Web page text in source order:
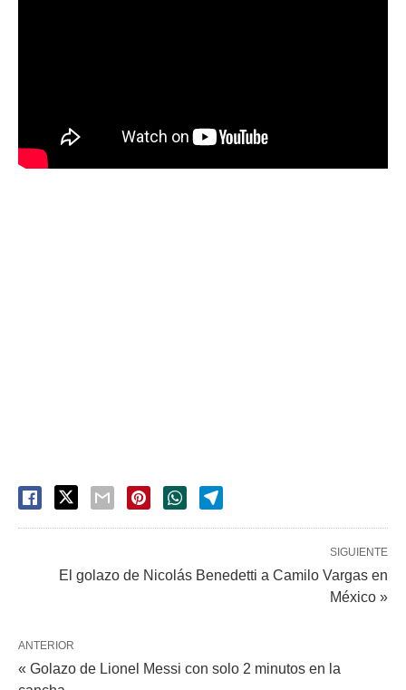
SIGUIENTE
El golazo de Nicolás Benedetti a Camilo Vargas en
México »
ANTERIOR
« Golazo de Lionel Messi con solo 2 minutos en la